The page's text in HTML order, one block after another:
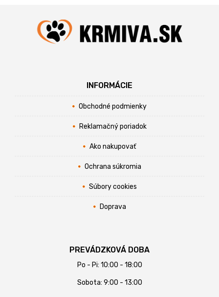
INFORMÁCIE
Obchodné podmienky
Reklamačný poriadok
Ako nakupovať
Ochrana súkromia
Súbory cookies
Doprava
PREVÁDZKOVÁ DOBA
Po - Pi: 10:00 - 18:00
Sobota: 9:00 - 13:00